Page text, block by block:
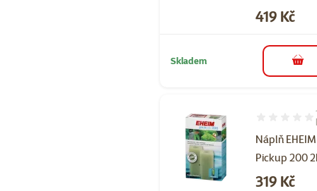
Cena
419 Kč
Skladem do
Náplň
Pickup 200
Hodnocení
Cena
319 Kč